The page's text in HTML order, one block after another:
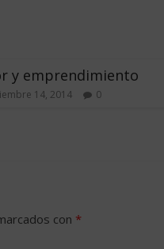
y emprendimiento
14, 2014 0
con *